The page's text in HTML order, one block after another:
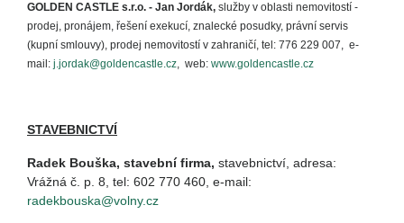
GOLDEN CASTLE s.r.o. - Jan Jordák, služby v oblasti nemovitostí -
prodej, pronájem, řešení exekucí, znalecké posudky, právní servis
(kupní smlouvy), prodej nemovitostí v zahraničí, tel: 776 229 007, e-
mail: j.jordak@goldencastle.cz, web: www.goldencastle.cz
STAVEBNICTVÍ
Radek Bouška, stavební firma, stavebnictví, adresa:
Vrážná č. p. 8, tel: 602 770 460, e-mail:
radekbouska@volny.cz